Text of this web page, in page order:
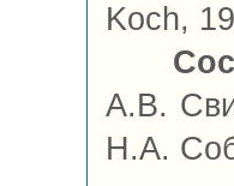
Koch,
А.В.
Н.А.